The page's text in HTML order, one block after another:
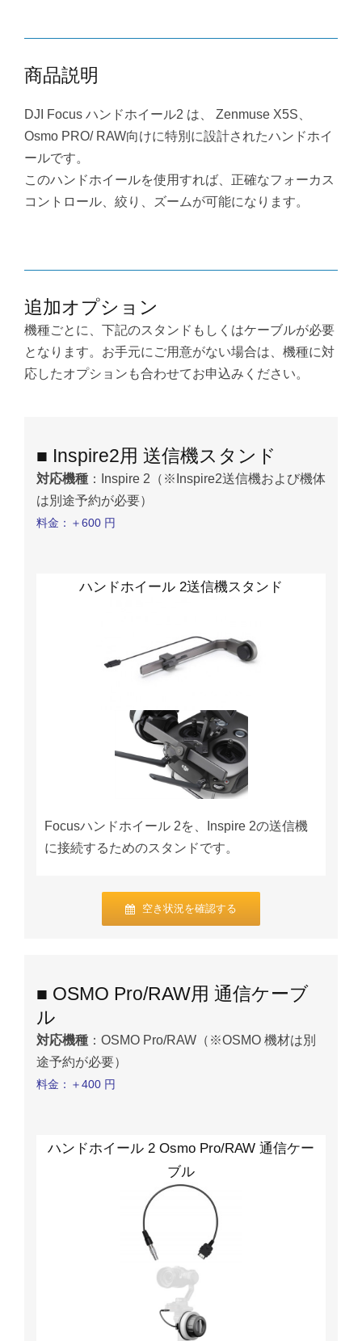
商品説明
DJI Focus ハンドホイール2 は、 Zenmuse X5S、
Osmo PRO/ RAW向けに特別に設計されたハンドホイ
ールです。
このハンドホイールを使用すれば、正確なフォーカス
コントロール、絞り、ズームが可能になります。
追加オプション
機種ごとに、下記のスタンドもしくはケーブルが必要
となります。お手元にご用意がない場合は、機種に対
応したオプションも合わせてお申込みください。
■ Inspire2用 送信機スタンド
対応機種 ：Inspire 2（※Inspire2送信機および機体
は別途予約が必要）
料金：＋600 円
ハンドホイール 2送信機スタンド
Focusハンドホイール 2を、Inspire 2の送信機
に接続するためのスタンドです。
空き状況を確認する
■ OSMO Pro/RAW用 通信ケーブ
ル
対応機種 ：OSMO Pro/RAW（※OSMO 機材は別
途予約が必要）
料金：＋400 円
ハンドホイール 2 Osmo Pro/RAW 通信ケー
ブル